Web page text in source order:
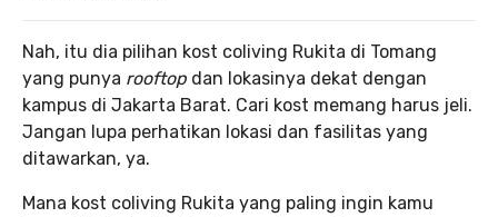
Nah, itu dia pilihan kost coliving Rukita di Tomang
yang punya rooftop dan lokasinya dekat dengan
kampus di Jakarta Barat. Cari kost memang harus jeli.
Jangan lupa perhatikan lokasi dan fasilitas yang
ditawarkan, ya.
Mana kost coliving Rukita yang paling ingin kamu